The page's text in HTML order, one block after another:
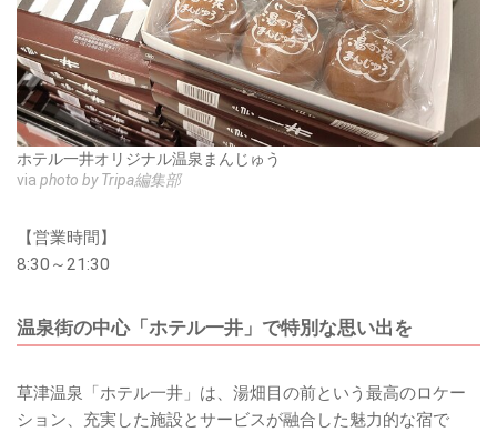
ホテル一井オリジナル温泉まんじゅう
via photo by Tripa編集部
【営業時間】
8:30～21:30
温泉街の中心「ホテル一井」で特別な思い出を
草津温泉「ホテル一井」は、湯畑目の前という最高のロケー
ション、充実した施設とサービスが融合した魅力的な宿で